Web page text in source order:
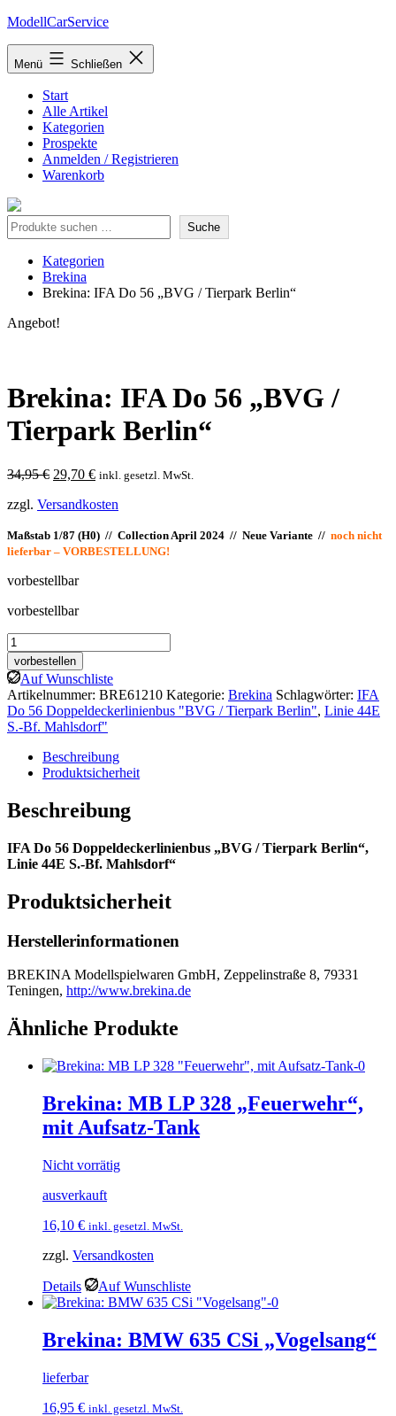
Zum
springen
ModellCarService
Menü Schließen
Start
Alle Artikel
Kategorien
Prospekte
Anmelden / Registrieren
Warenkorb
Suche Suche
Kategorien
Brekina
Brekina: IFA Do 56 „BVG / Tierpark Berlin“
Angebot!
Brekina: IFA Do 56 „BVG /
Tierpark Berlin“
34,95€ Ursprünglicher
war:
29,70 €Aktueller
ist:
inkl. gesetzl. MwSt.
zzgl. Versandkosten
Maßstab 1/87 (H0) // Collection April 2024 // Neue Variante // noch nicht
lieferbar – VORBESTELLUNG!
vorbestellbar
vorbestellbar
Brekina:
IFA
Do
56
"BVG
/
Tierpark
Berlin"
Menge
vorbestellen
Auf Wunschliste
Artikelnummer: BRE61210 Kategorie: Brekina Schlagwörter: IFA
Do 56 Doppeldeckerlinienbus "BVG / Tierpark Berlin", Linie 44E
S.-Bf. Mahlsdorf"
Beschreibung
Produktsicherheit
Beschreibung
IFA Do 56 Doppeldeckerlinienbus „BVG / Tierpark Berlin“,
Linie 44E S.-Bf. Mahlsdorf“
Produktsicherheit
Herstellerinformationen
BREKINA Modellspielwaren GmbH, Zeppelinstraße 8, 79331
Teningen, http://www.brekina.de
Ähnliche Produkte
Brekina: MB LP 328 „Feuerwehr“,
mit Aufsatz-Tank
Nicht vorrätig
ausverkauft
16,10 € inkl. gesetzl. MwSt.
zzgl. Versandkosten
Details Auf Wunschliste
Brekina: BMW 635 CSi „Vogelsang“
lieferbar
16,95 € inkl. gesetzl. MwSt.